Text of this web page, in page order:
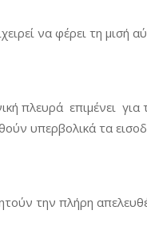
να φέρει τη
πλευρά επιμένει
υπερβολικά τα
την πλήρη